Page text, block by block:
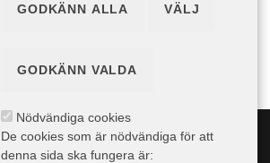
GODKÄNN ALLA VÄLJ
GODKÄNN VALDA
Nödvändiga cookies
De cookies som är nödvändiga för att
denna sida ska fungera är: